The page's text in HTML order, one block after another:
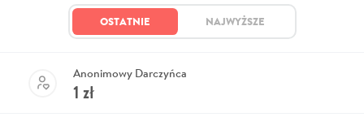
OSTATNIE NAJWYŻSZE
Anonimowy Darczyńca
1 zł